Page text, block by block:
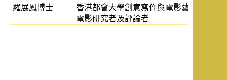
羅展鳳博士
香港都會大學創意寫作與電影藝術課程主
電影研究者及評論者